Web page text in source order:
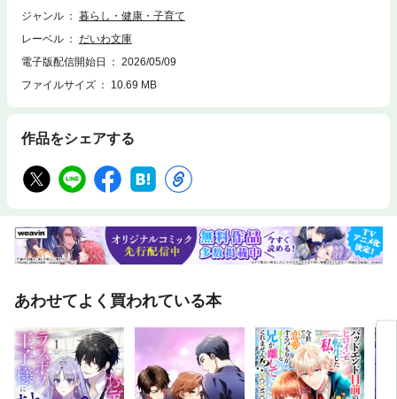
ジャンル
暮らし・健康・子育て
レーベル
だいわ文庫
電子版配信開始日
2026/05/09
ファイルサイズ
10.69 MB
作品をシェアする
あわせてよく買われている本